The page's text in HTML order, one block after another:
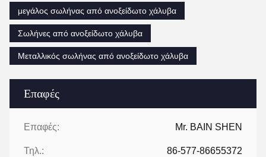
Επαφές
Επαφές: Mr. BAIN SHEN
Τηλ.: 86-577-86655372
μεγάλος σωλήνας από ανοξείδωτο χάλυβα
Σωλήνες από ανοξείδωτο χάλυβα
Μεταλλικός σωλήνας από ανοξείδωτο χάλυβα